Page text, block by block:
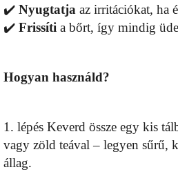
✔️ Nyugtatja az irritációkat, ha
✔️ Frissíti a bőrt, így mindig
Hogyan használd?
1. lépés Keverd össze egy kis
vagy zöld teával – legyen sűrű,
állag.